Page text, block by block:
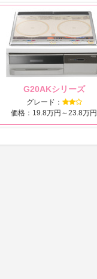
G20AKシリーズ
グレード：
価格：19.8万円～23.8万円